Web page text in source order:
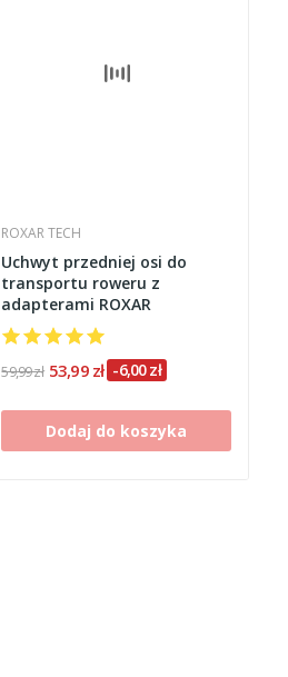
ROXAR TECH
Uchwyt przedniej osi do
transportu roweru z
adapterami ROXAR
59,99 zł 53,99 zł -6,00 zł
Dodaj do koszyka